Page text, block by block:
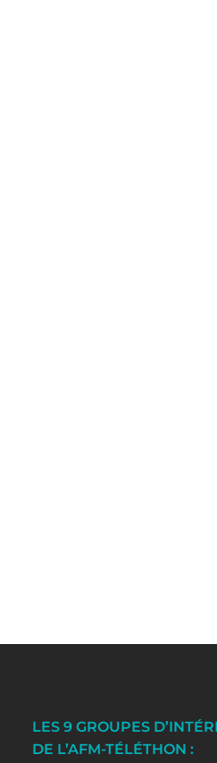
LES 9 GROUPES
DE L’AFM-TÉLÉTHON :